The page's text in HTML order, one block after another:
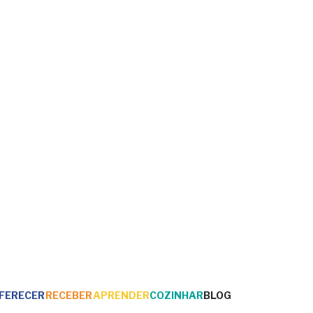
RECEBERAPRENDERCOZINHARBLOG